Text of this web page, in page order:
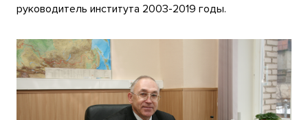
руководитель института 2003-2019 годы.